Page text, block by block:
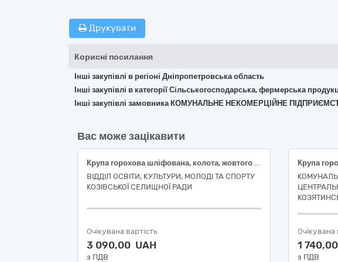
Друкувати
Корисні посилання
Інші закупівлі в регіоні Дніпропетровська область
Інші закупівлі в категорії Сільськогосподарська, фермерська
Інші закупівлі замовника КОМУНАЛЬНЕ НЕКОМЕРЦІЙНЕ
Вас може зацікавити
Крупа горохова шліфована, колота, жовтого кольору, першого ґатунку; Картопля столова рання (молода), клас перший, ДСТУ 9221
ВІДДІЛ ОСВІТИ, КУЛЬТУРИ, МОЛОДІ ТА СПОРТУ
КОЗІВСЬКОЇ СЕЛИЩНОЇ РАДИ
Очікувана вартість
3 090,00 UAH
з ПДВ
Крупа
Очікувана
1
з ПДВ